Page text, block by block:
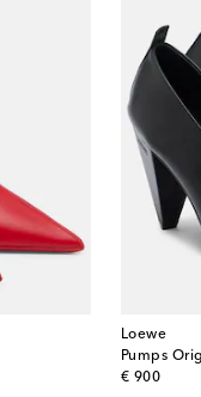
Loewe
Pumps
€ 900
original